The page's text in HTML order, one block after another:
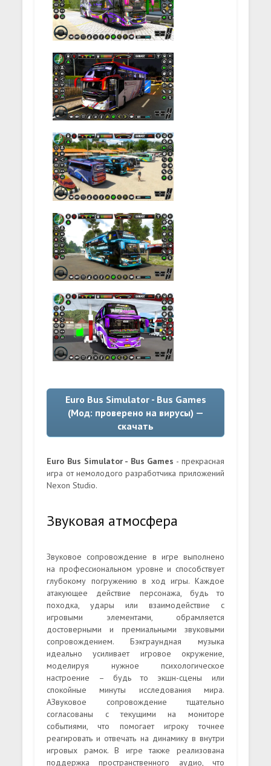
Euro Bus Simulator - Bus Games
(Мод: проверено на вирусы) —
скачать
Euro Bus Simulator - Bus Games - прекрасная
игра от немолодого разработчика приложений
Nexon Studio.
Звуковая атмосфера
Звуковое сопровождение в игре выполнено
на профессиональном уровне и способствует
глубокому погружению в ход игры. Каждое
атакующее действие персонажа, будь то
походка, удары или взаимодействие с
игровыми элементами, обрамляется
достоверными и премиальными звуковыми
сопровождением. Бэкграундная музыка
идеально усиливает игровое окружение,
моделируя нужное психологическое
настроение – будь то экшн-сцены или
спокойные минуты исследования мира.
АЗвуковое сопровождение тщательно
согласованы с текущими на мониторе
событиями, что помогает игроку точнее
реагировать и отвечать на динамику в внутри
игровых рамок. В игре также реализована
поддержка пространственного аудио, что